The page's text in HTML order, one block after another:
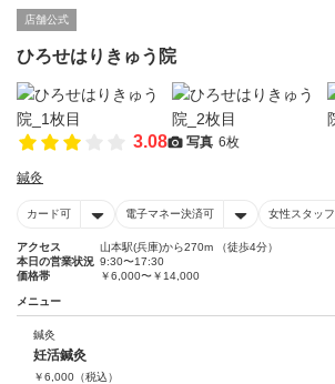
店舗公式
ひろせはりきゅう院
3.08 写真 6枚
鍼灸
カード可 電子マネー決済可 女性スタッフ
アクセス
山本駅(兵庫)から270m （徒歩4分）
本日の営業状況 9:30〜17:30
価格帯
￥6,000〜￥14,000
メニュー
鍼灸
妊活鍼灸
￥6,000 （税込）